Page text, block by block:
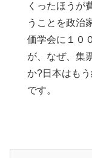
くったほうが
うことを政治
価学会に１０
が、なぜ、集
か?日本はも
です。